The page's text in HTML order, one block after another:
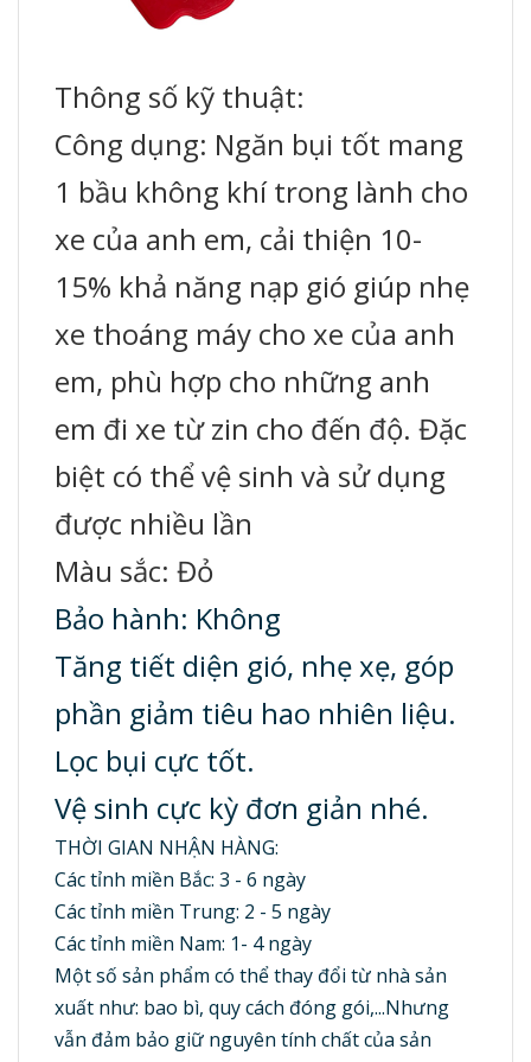
Thông số kỹ thuật:
Công dụng: Ngăn bụi tốt mang
1 bầu không khí trong lành cho
xe của anh em, cải thiện 10-
15% khả năng nạp gió giúp nhẹ
xe thoáng máy cho xe của anh
em, phù hợp cho những anh
em đi xe từ zin cho đến độ. Đặc
biệt có thể vệ sinh và sử dụng
được nhiều lần
Màu sắc: Đỏ
Bảo hành: Không
Tăng tiết diện gió, nhẹ xẹ, góp
phần giảm tiêu hao nhiên liệu.
Lọc bụi cực tốt.
Vệ sinh cực kỳ đơn giản nhé.
THỜI GIAN NHẬN HÀNG:
Các tỉnh miền Bắc: 3 - 6 ngày
Các tỉnh miền Trung: 2 - 5 ngày
Các tỉnh miền Nam: 1- 4 ngày
Một số sản phẩm có thể thay đổi từ nhà sản
xuất như: bao bì, quy cách đóng gói,...Nhưng
vẫn đảm bảo giữ nguyên tính chất của sản